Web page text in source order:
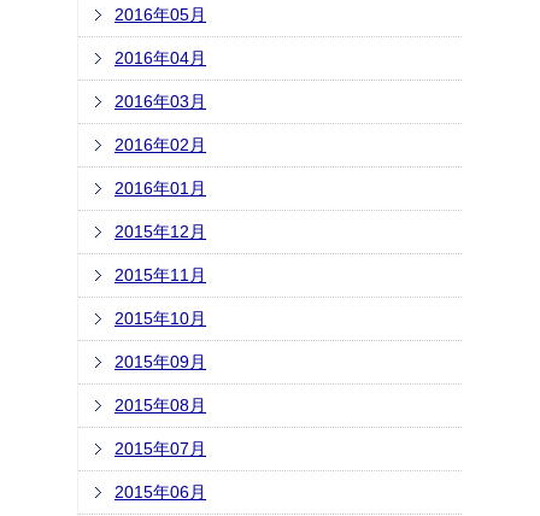
2016年05月
2016年04月
2016年03月
2016年02月
2016年01月
2015年12月
2015年11月
2015年10月
2015年09月
2015年08月
2015年07月
2015年06月